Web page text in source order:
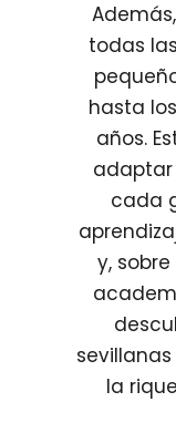
todas
hasta
años.
cada
y,
la